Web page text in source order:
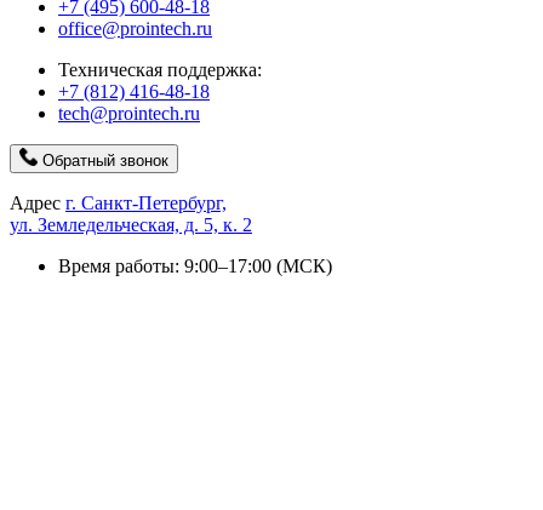
+7 (495) 600-48-18
office@prointech.ru
Техническая поддержка:
+7 (812) 416-48-18
tech@prointech.ru
Обратный звонок
Адрес г. Санкт-Петербург,
ул. Земледельческая, д. 5, к. 2
Время работы: 9:00–17:00 (МСК)